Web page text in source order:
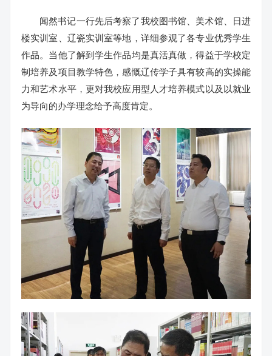
闻然书记一行先后考察了我校图书馆、美术馆、日进
楼实训室、辽瓷实训室等地，详细参观了各专业优秀学生
作品。当他了解到学生作品均是真活真做，得益于学校定
制培养及项目教学特色，感慨辽传学子具有较高的实操能
力和艺术水平，更对我校应用型人才培养模式以及以就业
为导向的办学理念给予高度肯定。